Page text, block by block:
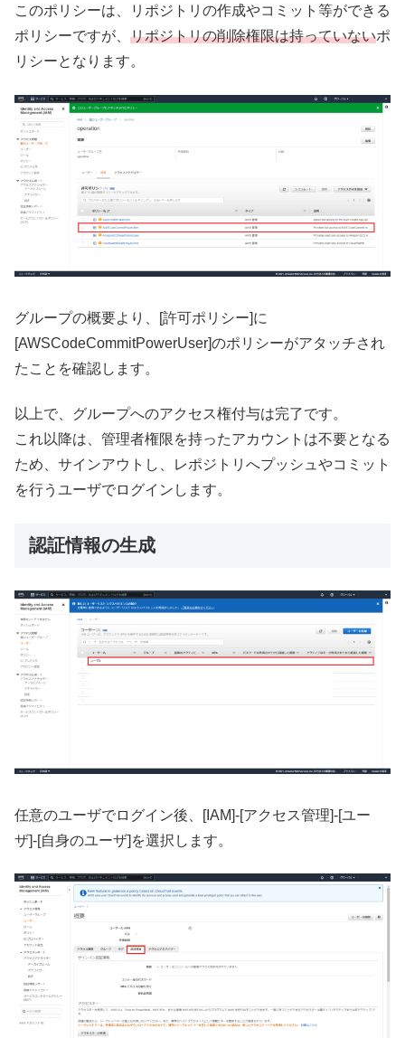
このポリシーは、リポジトリの作成やコミット等ができる
ポリシーですが、 リポジトリの削除権限は持っていないポ
リシーとなります。
グループの概要より、[許可ポリシー]に
[AWSCodeCommitPowerUser]のポリシーがアタッチされ
たことを確認します。
以上で、グループへのアクセス権付与は完了です。
これ以降は、管理者権限を持ったアカウントは不要となる
ため、サインアウトし、レポジトリへプッシュやコミット
を行うユーザでログインします。
認証情報の生成
任意のユーザでログイン後、[IAM]-[アクセス管理]-[ユー
ザ]-[自身のユーザ]を選択します。